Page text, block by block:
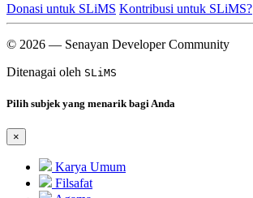
Donasi untuk SLiMS Kontribusi untuk SLiMS?
© 2026 — Senayan Developer Community
Ditenagai oleh SLiMS
Pilih subjek yang menarik bagi Anda
×
Karya Umum
Filsafat